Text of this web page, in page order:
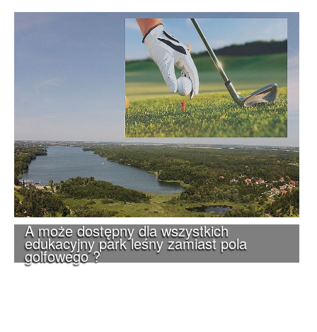
A może dostępny dla wszystkich
edukacyjny park leśny zamiast pola
golfowego ?